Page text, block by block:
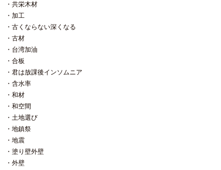
共栄木材
加工
古くならない深くなる
古材
台湾加油
合板
君は放課後インソムニア
含水率
和材
和空間
土地選び
地鎮祭
地震
塗り壁外壁
外壁